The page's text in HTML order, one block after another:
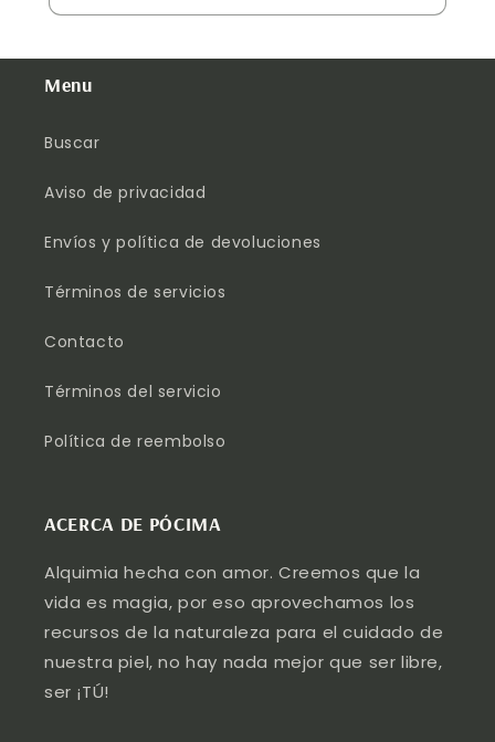
Menu
Buscar
Aviso de privacidad
Envíos y política de devoluciones
Términos de servicios
Contacto
Términos del servicio
Política de reembolso
ACERCA DE PÓCIMA
Alquimia hecha con amor. Creemos que la
vida es magia, por eso aprovechamos los
recursos de la naturaleza para el cuidado de
nuestra piel, no hay nada mejor que ser libre,
ser ¡TÚ!